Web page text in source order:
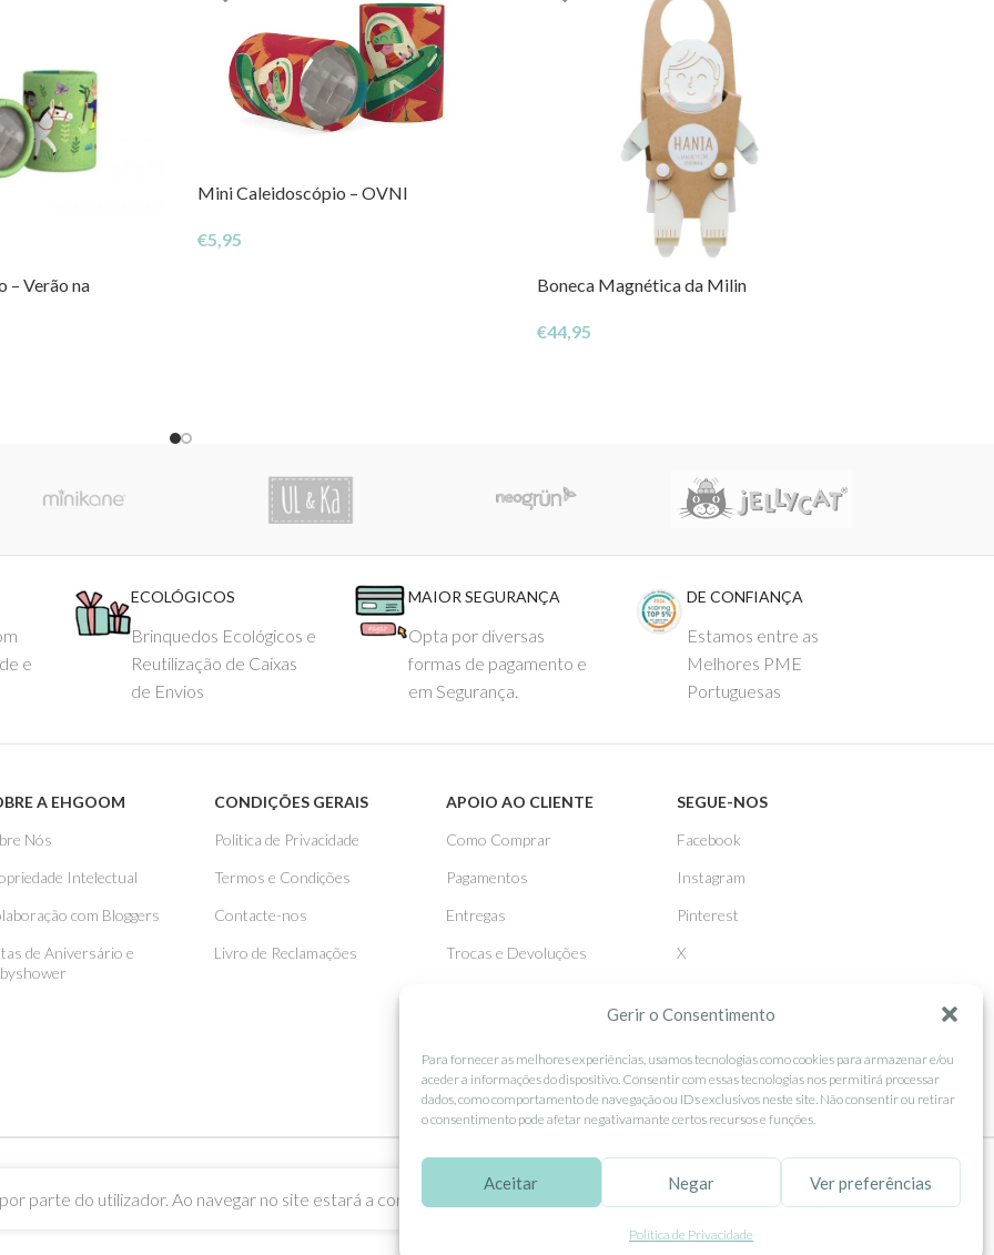
Gerir o Consentimento
Para fornecer as melhores experiências, usamos tecnologias como cookies para armazenar e/ou
aceder a informações do dispositivo. Consentir com essas tecnologias nos permitirá processar
dados, como comportamento de navegação ou IDs exclusivos neste site. Não consentir ou retirar
o consentimento pode afetar negativamante certos recursos e funções.
Aceitar Negar Ver preferências
Política de Privacidade
– Verão na
Mini Caleidoscópio – OVNI
€5,95
Boneca Magnética da Milin
€44,95
e
ECOLÓGICOS
Brinquedos Ecológicos e
Reutilização de Caixas
de Envios
MAIOR SEGURANÇA
Opta por diversas
formas de pagamento e
em Segurança.
DE CONFIANÇA
Estamos entre as
Melhores PME
Portuguesas
A EHGOOM
Nós
Intelectual
com Bloggers
de Aniversário e
CONDIÇÕES GERAIS
Politica de Privacidade
Termos e Condições
Contacte-nos
Livro de Reclamações
APOIO AO CLIENTE
Como Comprar
Pagamentos
Entregas
Trocas e Devoluções
SEGUE-NOS
Facebook
Instagram
Pinterest
X
parte do utilizador. Ao navegar no site estará a consentir a sua utilização. MORE INFO ACCEPT